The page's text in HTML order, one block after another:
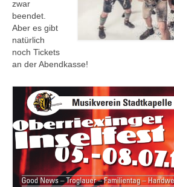
zwar
beendet.
Aber es gibt
natürlich
noch Tickets
an der Abendkasse!